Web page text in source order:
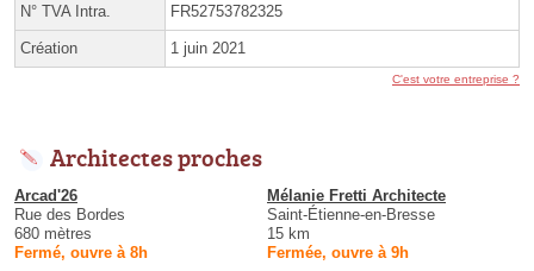
N° TVA Intra. FR52753782325
Création 1 juin 2021
C'est votre entreprise ?
Architectes proches
Arcad'26
Rue des Bordes
680 mètres
Fermé, ouvre à 8h
Mélanie Fretti Architecte
Saint-Étienne-en-Bresse
15 km
Fermée, ouvre à 9h